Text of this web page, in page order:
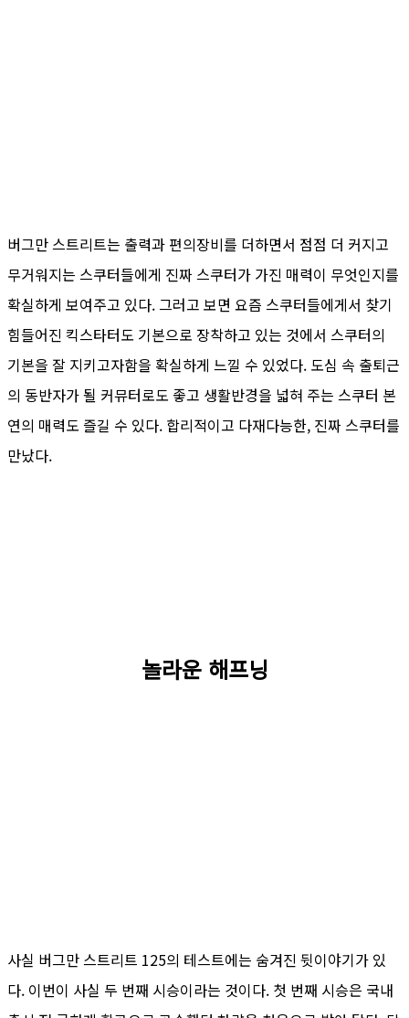
버그만 스트리트는 출력과 편의장비를 더하면서 점점 더 커지고
무거워지는 스쿠터들에게 진짜 스쿠터가 가진 매력이 무엇인지를
확실하게 보여주고 있다. 그러고 보면 요즘 스쿠터들에게서 찾기
힘들어진 킥스타터도 기본으로 장착하고 있는 것에서 스쿠터의
기본을 잘 지키고자함을 확실하게 느낄 수 있었다. 도심 속 출퇴근
의 동반자가 될 커뮤터로도 좋고 생활반경을 넓혀 주는 스쿠터 본
연의 매력도 즐길 수 있다. 합리적이고 다재다능한, 진짜 스쿠터를
만났다.
놀라운 해프닝
사실 버그만 스트리트 125의 테스트에는 숨겨진 뒷이야기가 있
다. 이번이 사실 두 번째 시승이라는 것이다. 첫 번째 시승은 국내